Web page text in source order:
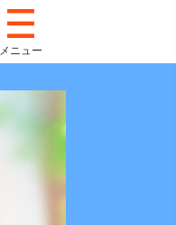
メニュー